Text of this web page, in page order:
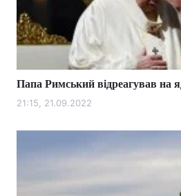
Папа Римський відреагував на
21:15, 21.09.2022